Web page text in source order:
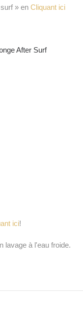
» en Cliquant ici
After Surf
ici!
lavage à l'eau froide.